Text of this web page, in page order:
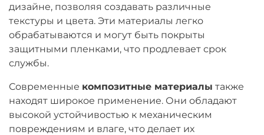
дизайне, позволяя создавать различные
текстуры и цвета. Эти материалы легко
обрабатываются и могут быть покрыты
защитными пленками, что продлевает срок
службы.
Современные композитные материалы также
находят широкое применение. Они обладают
высокой устойчивостью к механическим
повреждениям и влаге, что делает их